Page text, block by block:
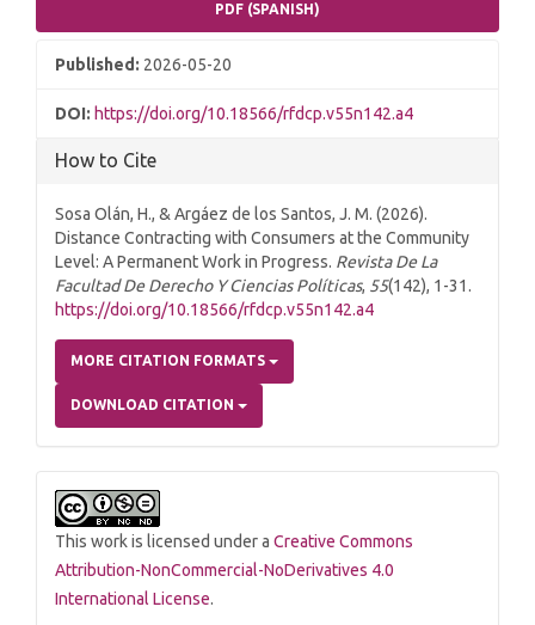
PDF (SPANISH)
Published: 2026-05-20
DOI: https://doi.org/10.18566/rfdcp.v55n142.a4
How to Cite
Sosa Olán, H., & Argáez de los Santos, J. M. (2026).
Distance Contracting with Consumers at the Community
Level: A Permanent Work in Progress. Revista De La
Facultad De Derecho Y Ciencias Políticas, 55(142), 1-31.
https://doi.org/10.18566/rfdcp.v55n142.a4
MORE CITATION FORMATS
DOWNLOAD CITATION
This work is licensed under a Creative Commons
Attribution-NonCommercial-NoDerivatives 4.0
International License.